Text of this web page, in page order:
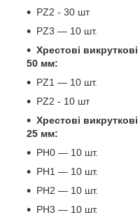
PZ2 - 30 шт
PZ3 — 10 шт.
Хрестові
50 мм:
PZ1 — 10 шт.
PZ2 - 10 шт
Хрестові
25 мм:
PH0 — 10 шт.
PH1 — 10 шт.
PH2 — 10 шт.
PH3 — 10 шт.